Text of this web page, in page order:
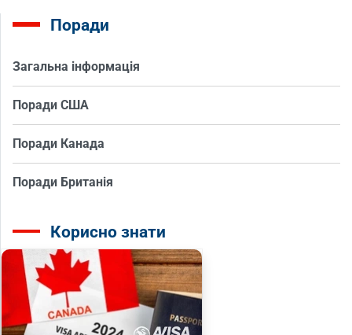
Поради
Загальна інформація
Поради США
Поради Канада
Поради Британія
Корисно знати